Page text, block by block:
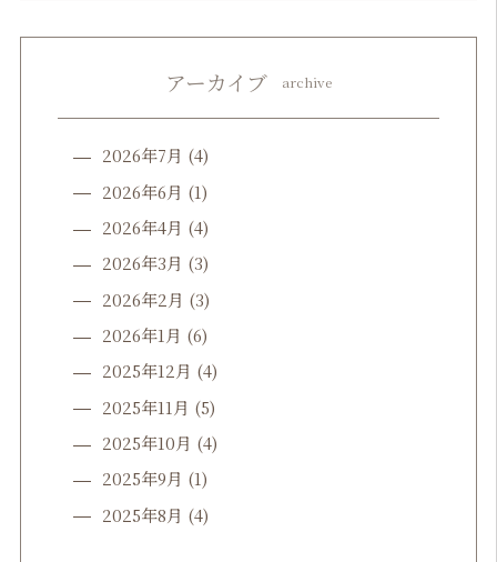
アーカイブ archive
2026年7月 (4)
2026年6月 (1)
2026年4月 (4)
2026年3月 (3)
2026年2月 (3)
2026年1月 (6)
2025年12月 (4)
2025年11月 (5)
2025年10月 (4)
2025年9月 (1)
2025年8月 (4)